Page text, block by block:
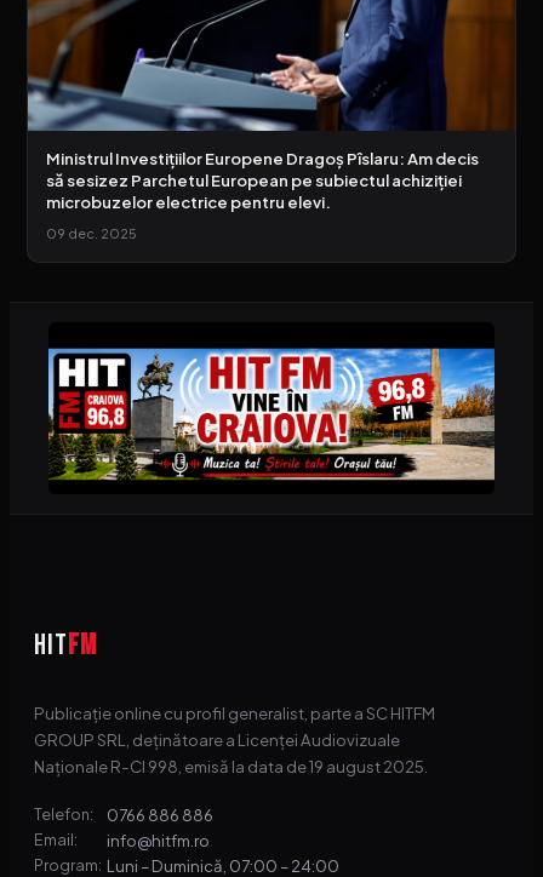
Ministrul Investițiilor Europene Dragoș Pîslaru: Am decis
să sesizez Parchetul European pe subiectul achiziției
microbuzelor electrice pentru elevi.
09 dec. 2025
HITFM
Publicație online cu profil generalist, parte a SC HITFM
GROUP SRL, deținătoare a Licenței Audiovizuale
Naționale R-CI 998, emisă la data de 19 august 2025.
Telefon: 0766 886 886
Email: info@hitfm.ro
Program: Luni – Duminică, 07:00 – 24:00